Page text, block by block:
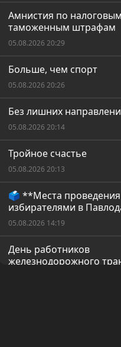
Амнистия по
таможенным штрафам
05.08.2026 20:29
Больше, чем спорт
05.08.2026 20:26
Без лишних
05.08.2026 20:14
Тройное счастье
05.08.2026 20:13
🗳️ **Места проведения
избирателями в
05.08.2026 14:19
День работников
железнодорожного